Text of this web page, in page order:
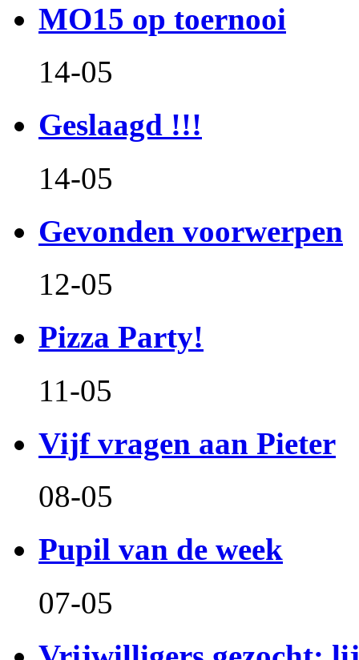
MO15 op toernooi
14-05
Geslaagd !!!
14-05
Gevonden voorwerpen
12-05
Pizza Party!
11-05
Vijf vragen aan Pieter
08-05
Pupil van de week
07-05